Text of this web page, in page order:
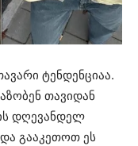
ტენდენციაა.
თავიდან
დღევანდელ
გააკეთოთ ეს